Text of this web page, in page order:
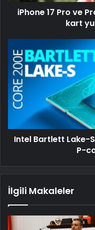
iPhone 17 Pro ve
kart
Intel Bartlett Lake-S
P-
İlgili Makaleler